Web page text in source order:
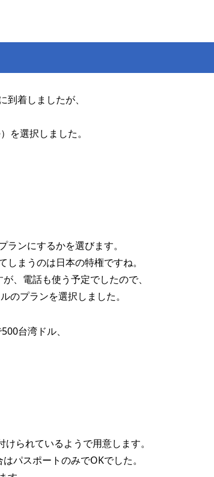
着しましたが、
選択しました。
ンにするかを選びます。
まうのは日本の特権ですね。
、電話も使う予定でしたので、
のプランを選択しました。
台湾ドル、
られているようで用意します。
パスポートのみでOKでした。